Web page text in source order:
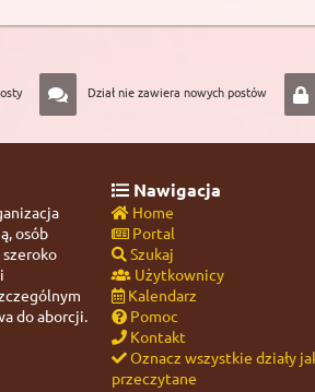
Dział nie zawiera nowych postów
osób
szeroko
do aborcji.
Nawigacja
Home
Portal
Szukaj
Użytkownicy
Kalendarz
Pomoc
Kontakt
Oznacz wszystkie działy
przeczytane